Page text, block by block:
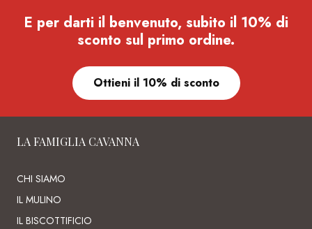
E per darti il benvenuto, subito il 10% di
sconto sul primo ordine.
Ottieni il 10% di sconto
LA FAMIGLIA CAVANNA
CHI SIAMO
IL MULINO
IL BISCOTTIFICIO